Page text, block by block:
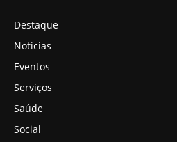
Destaque
Noticias
Eventos
Serviços
Saúde
Social